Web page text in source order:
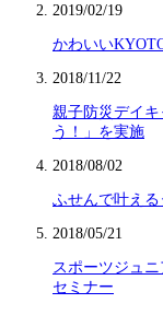
2019/02/19
かわいい
2018/11/22
親子防災デイ
う！」を実施
2018/08/02
ふせんで叶え
2018/05/21
スポーツジュ
セミナー